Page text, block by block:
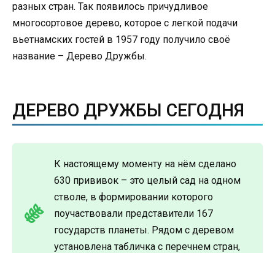
разных стран. Так появилось причудливое
многосортовое дерево, которое с легкой подачи
вьетнамских гостей в 1957 году получило своё
название – Дерево Дружбы.
ДЕРЕВО ДРУЖБЫ СЕГОДНЯ
К настоящему моменту на нём сделано
630 прививок – это целый сад на одном
стволе, в формировании которого
поучаствовали представители 167
государств планеты. Рядом с деревом
установлена табличка с перечнем стран,